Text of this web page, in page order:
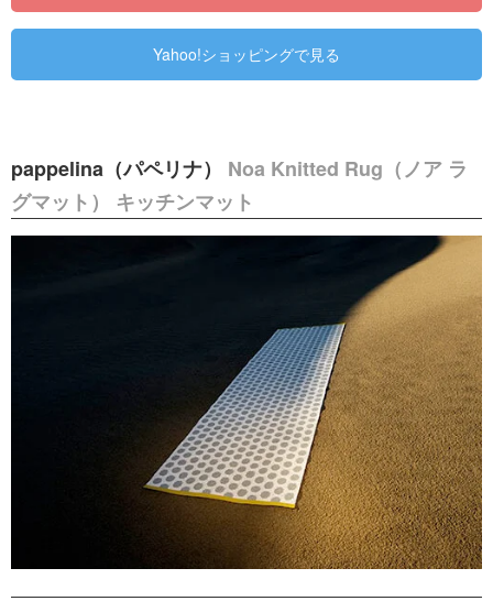
Yahoo!ショッピングで見る
pappelina（パペリナ） Noa Knitted Rug（ノア ラ
グマット） キッチンマット